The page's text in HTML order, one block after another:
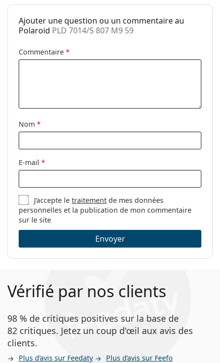
Code:
PLD 7014/S 807 M9 59
Ajouter une question ou un commentaire au
Polaroid PLD 7014/S 807 M9 59
Commentaire *
Nom *
E-mail *
J’accepte letraitement de mes données
personnelles et la publication de mon commentaire
sur le site
Envoyer
Vérifié par nos clients
98 % de critiques positives sur la base de
82 critiques. Jetez un coup d'œil aux avis des
clients.
Plus d’avis sur Feedaty Plus d’avis sur Feefo